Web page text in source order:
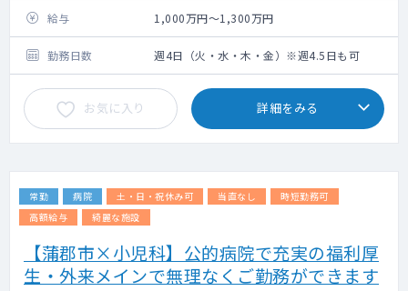
・デイケアの管理者としての業務
・行政への届出に管理者として記名
・院内方針の決定
・2ヵ月に1度の理事会（リモート）に出席
給与 1,000万円～1,300万円
勤務日数 週4日（火・水・木・金）※週4.5日も可
お気に入り 詳細をみる
常勤 病院 土・日・祝休み可 当直なし
時短勤務可
高額給与
綺麗な施設
【蒲郡市×小児科】公的病院で充実の福利厚
生・外来メインで無理なくご勤務ができます